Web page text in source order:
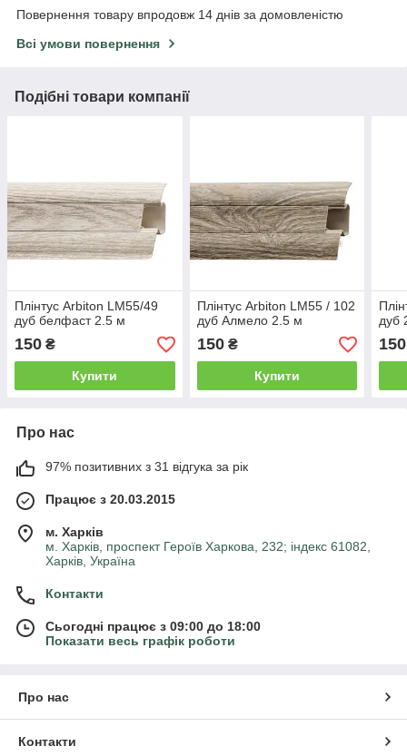
Повернення товару впродовж 14 днів за домовленістю
Всі умови повернення
Подібні товари компанії
Плінтус Arbiton LM55/49
дуб белфаст 2.5 м
150 ₴
Купити
Плінтус Arbiton LM55 / 102
дуб Алмело 2.5 м
150₴
Купити
дуб
150
Про нас
97% позитивних з 31 відгука за рік
Працює з 20.03.2015
м. Харків
м. Харків, проспект Героїв Харкова, 232; індекс 61082,
Харків, Україна
Контакти
Сьогодні працює з 09:00 до 18:00
Показати весь графік роботи
Про нас
Контакти